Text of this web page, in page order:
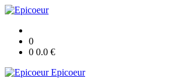
0
0 0.0 €
Epicoeur